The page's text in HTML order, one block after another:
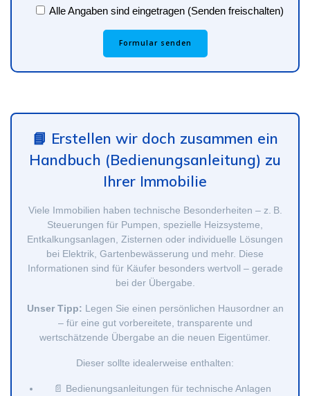
Alle Angaben sind eingetragen (Senden freischalten)
📘 Erstellen wir doch zusammen ein
Handbuch (Bedienungsanleitung) zu
Ihrer Immobilie
Viele Immobilien haben technische Besonderheiten – z. B.
Steuerungen für Pumpen, spezielle Heizsysteme,
Entkalkungsanlagen, Zisternen oder individuelle Lösungen
bei Elektrik, Gartenbewässerung und mehr. Diese
Informationen sind für Käufer besonders wertvoll – gerade
bei der Übergabe.
Unser Tipp: Legen Sie einen persönlichen Hausordner an
– für eine gut vorbereitete, transparente und
wertschätzende Übergabe an die neuen Eigentümer.
Dieser sollte idealerweise enthalten:
📄 Bedienungsanleitungen für technische Anlagen